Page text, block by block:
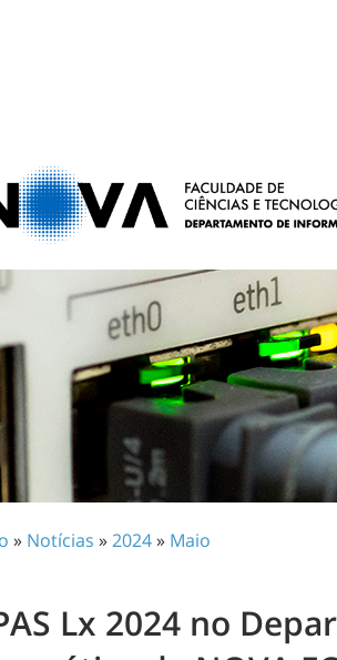
» Notícias »2024» Maio
Lx 2024 no